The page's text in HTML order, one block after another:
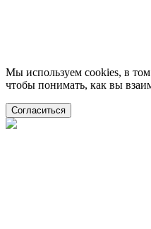
Мы используем cookies, в
чтобы понимать, как вы
Согласиться